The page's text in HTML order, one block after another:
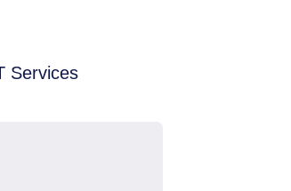
Services